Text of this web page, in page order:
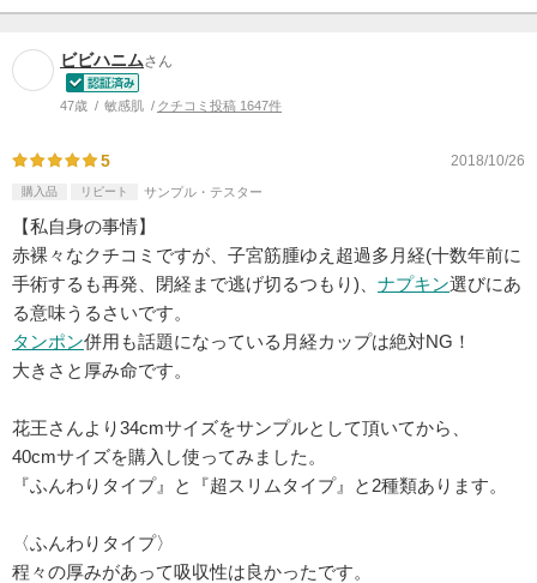
ビビハニムさん
47歳 敏感肌 クチコミ投稿 1647件
5 2018/10/26
購入品 リピート サンプル・テスター
【私自身の事情】
赤裸々なクチコミですが、子宮筋腫ゆえ超過多月経(十数年前に
手術するも再発、閉経まで逃げ切るつもり)、 ナプキン選びにあ
る意味うるさいです。
タンポン併用も話題になっている月経カップは絶対NG！
大きさと厚み命です。
花王さんより34cmサイズをサンプルとして頂いてから、
40cmサイズを購入し使ってみました。
『ふんわりタイプ』と『超スリムタイプ』と2種類あります。
〈ふんわりタイプ〉
程々の厚みがあって吸収性は良かったです。